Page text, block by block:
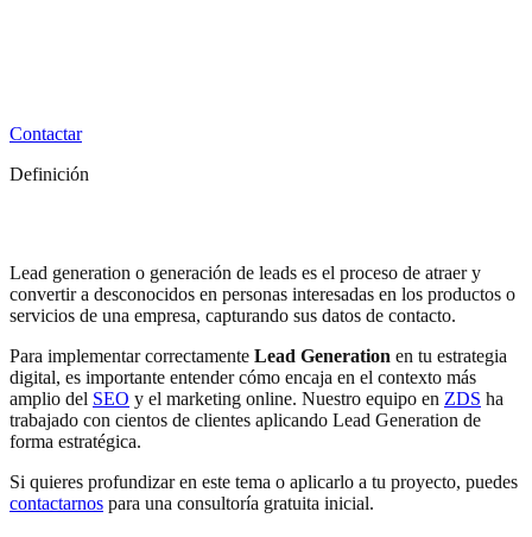
Contactar
Definición
Lead generation o generación de leads es el proceso de atraer y
convertir a desconocidos en personas interesadas en los productos o
servicios de una empresa, capturando sus datos de contacto.
Para implementar correctamente Lead Generation en tu estrategia
digital, es importante entender cómo encaja en el contexto más
amplio del SEO y el marketing online. Nuestro equipo en ZDS ha
trabajado con cientos de clientes aplicando Lead Generation de
forma estratégica.
Si quieres profundizar en este tema o aplicarlo a tu proyecto, puedes
contactarnos para una consultoría gratuita inicial.